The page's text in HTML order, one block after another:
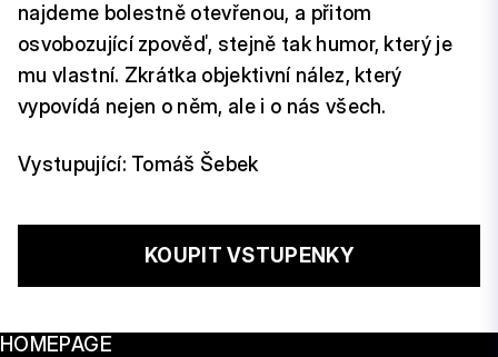
najdeme bolestně otevřenou, a přitom
osvobozující zpověď, stejně tak humor, který je
mu vlastní. Zkrátka objektivní nález, který
vypovídá nejen o něm, ale i o nás všech.
Vystupující: Tomáš Šebek
KOUPIT VSTUPENKY
HOMEPAGE